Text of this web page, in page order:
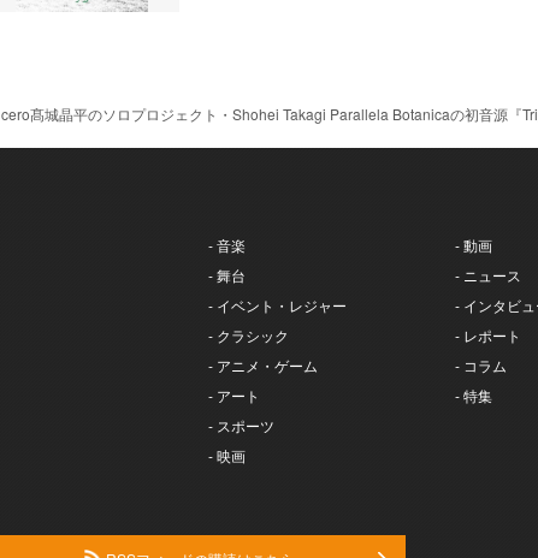
cero髙城晶平のソロプロジェクト・Shohei Takagi Parallela Botanicaの初音源『
- 音楽
- 舞台
- イベント・レジャー
- クラシック
- アニメ・ゲーム
- アート
- スポーツ
- 映画
- 動画
- ニュース
- インタビュ
- レポート
- コラム
- 特集